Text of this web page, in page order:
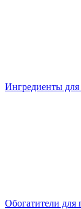
Ингредиенты для
Обогатители